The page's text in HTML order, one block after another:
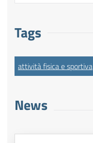
Tags
attività fisica e sportiva
News